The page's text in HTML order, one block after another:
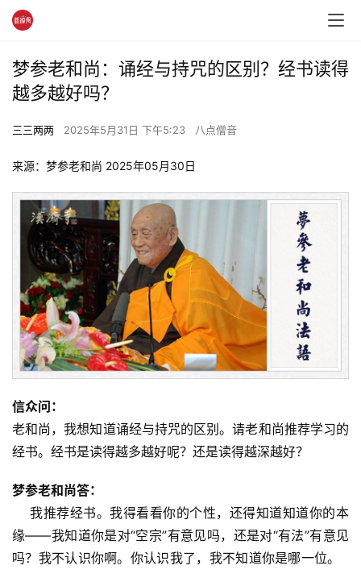
梦参老和尚：诵经与持咒的区别？经书读得
越多越好吗？
三三两两 2025年5月31日 下午5:23 八点僧音
来源：梦参老和尚 2025年05月30日
信众问：
老和尚，我想知道诵经与持咒的区别。请老和尚推荐学习的
经书。经书是读得越多越好呢？还是读得越深越好？
梦参老和尚答：
我推荐经书。我得看看你的个性，还得知道知道你的本
缘——我知道你是对“空宗”有意见吗，还是对“有法”有意见
吗？我不认识你啊。你认识我了，我不知道你是哪一位。